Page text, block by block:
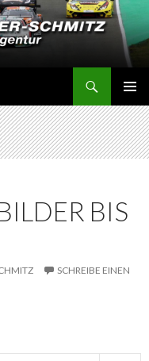
MENÜ
BIS
SCHREIBE EINEN